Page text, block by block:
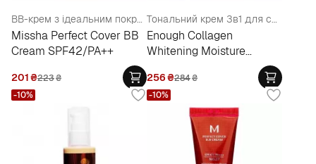
BB-крем з ідеальним покриттям, 20 мл
Missha Perfect Cover BB
Cream SPF42/PA++
201₴223₴
Тональний крем 3в1 для сяйва шкіри з колагеном
Enough Collagen
Whitening Moisture
256₴284₴
-10% -10%